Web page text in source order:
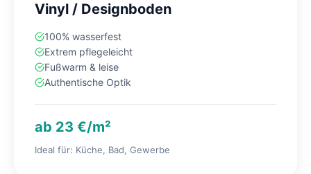
Vinyl / Designboden
100% wasserfest
Extrem pflegeleicht
Fußwarm & leise
Authentische Optik
ab 23 €/m²
Ideal für: Küche, Bad, Gewerbe